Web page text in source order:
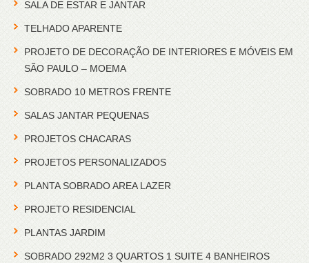
SALA DE ESTAR E JANTAR
TELHADO APARENTE
PROJETO DE DECORAÇÃO DE INTERIORES E MÓVEIS EM
SÃO PAULO – MOEMA
SOBRADO 10 METROS FRENTE
SALAS JANTAR PEQUENAS
PROJETOS CHACARAS
PROJETOS PERSONALIZADOS
PLANTA SOBRADO AREA LAZER
PROJETO RESIDENCIAL
PLANTAS JARDIM
SOBRADO 292M2 3 QUARTOS 1 SUITE 4 BANHEIROS